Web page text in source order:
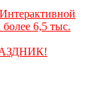
6,5 тыс.